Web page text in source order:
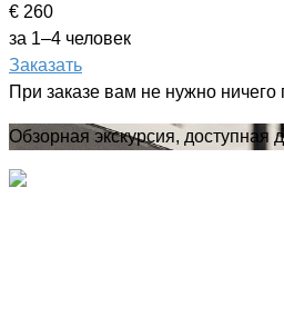
€ 260
за 1–4 человек
Заказать
При заказе вам не нужно
Обзорная экскурсия,